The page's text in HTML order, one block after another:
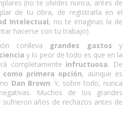
(no te olvides nunca, antes de
de tu obra, de registrarla en el
Intelectual, no te imaginas la de
hacerse con tu trabajo)
conlleva grandes gastos y
y lo peor de todo es que en la
completamente infructuosa. De
primera opción, aunque es
Dan Brown. Y, sobre todo, nunca
Muchos de los grandes
años de rechazos antes de